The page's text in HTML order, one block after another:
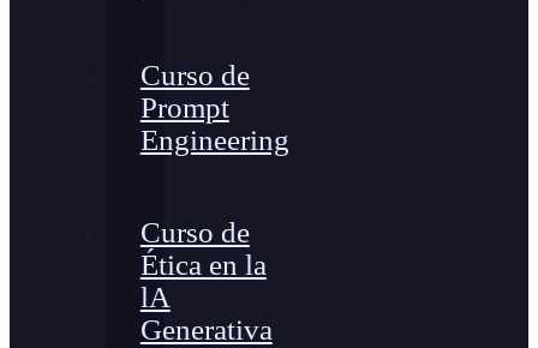
Curso de
Prompt
Engineering
Curso de
Ética en la
lA
Generativa